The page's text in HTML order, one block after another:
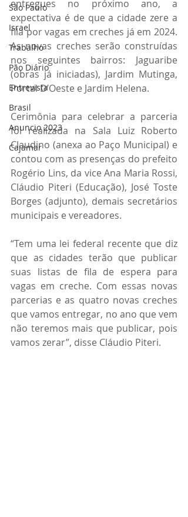
São Paulo
Israel
Trabalho
Pão Diário
Entrevista
Brasil
Anuncio 2023
Cajamar
entregues no próximo ano, a
expectativa é de que a cidade zere a
fila por vagas em creches já em 2024.
As novas creches serão construídas
nos seguintes bairros: Jaguaribe
(obras já iniciadas), Jardim Mutinga,
Portal D’Oeste e Jardim Helena.
Cerimônia para celebrar a parceria
foi realizada na Sala Luiz Roberto
Claudino (anexa ao Paço Municipal) e
contou com as presenças do prefeito
Rogério Lins, da vice Ana Maria Rossi,
Cláudio Piteri (Educação), José Toste
Borges (adjunto), demais secretários
municipais e vereadores.
“Tem uma lei federal recente que diz
que as cidades terão que publicar
suas listas de fila de espera para
vagas em creche. Com essas novas
parcerias e as quatro novas creches
que vamos entregar, no ano que vem
não teremos mais que publicar, pois
vamos zerar”, disse Cláudio Piteri.